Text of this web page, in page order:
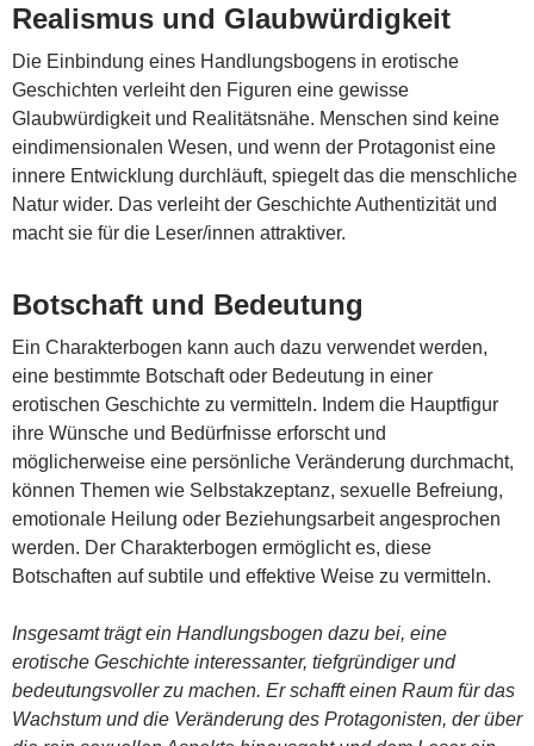
Realismus und Glaubwürdigkeit
Die Einbindung eines Handlungsbogens in erotische
Geschichten verleiht den Figuren eine gewisse
Glaubwürdigkeit und Realitätsnähe. Menschen sind keine
eindimensionalen Wesen, und wenn der Protagonist eine
innere Entwicklung durchläuft, spiegelt das die menschliche
Natur wider. Das verleiht der Geschichte Authentizität und
macht sie für die Leser/innen attraktiver.
Botschaft und Bedeutung
Ein Charakterbogen kann auch dazu verwendet werden,
eine bestimmte Botschaft oder Bedeutung in einer
erotischen Geschichte zu vermitteln. Indem die Hauptfigur
ihre Wünsche und Bedürfnisse erforscht und
möglicherweise eine persönliche Veränderung durchmacht,
können Themen wie Selbstakzeptanz, sexuelle Befreiung,
emotionale Heilung oder Beziehungsarbeit angesprochen
werden. Der Charakterbogen ermöglicht es, diese
Botschaften auf subtile und effektive Weise zu vermitteln.
Insgesamt trägt ein Handlungsbogen dazu bei, eine
erotische Geschichte interessanter, tiefgründiger und
bedeutungsvoller zu machen. Er schafft einen Raum für das
Wachstum und die Veränderung des Protagonisten, der über